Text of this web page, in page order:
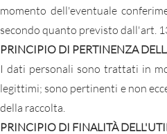
momento dell'eventuale
secondo quanto previsto dall'art.
PRINCIPIO DI PERTINENZA
I dati personali sono trattati in
legittimi; sono pertinenti e non
della raccolta.
PRINCIPIO DI FINALITÀ